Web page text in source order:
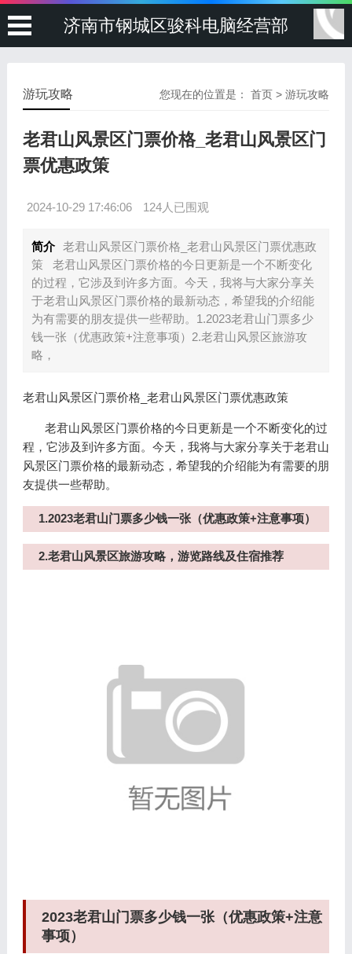
济南市钢城区骏科电脑经营部
您现在的位置是：首页 >游玩攻略
游玩攻略
老君山风景区门票价格_老君山风景区门
票优惠政策
2024-10-29 17:46:06 124人已围观
简介 老君山风景区门票价格_老君山风景区门票优惠政
策 老君山风景区门票价格的今日更新是一个不断变化
的过程，它涉及到许多方面。今天，我将与大家分享关
于老君山风景区门票价格的最新动态，希望我的介绍能
为有需要的朋友提供一些帮助。1.2023老君山门票多少
钱一张（优惠政策+注意事项）2.老君山风景区旅游攻
略，
老君山风景区门票价格_老君山风景区门票优惠政策
老君山风景区门票价格的今日更新是一个不断变化的过
程，它涉及到许多方面。今天，我将与大家分享关于老君山
风景区门票价格的最新动态，希望我的介绍能为有需要的朋
友提供一些帮助。
1.2023老君山门票多少钱一张（优惠政策+注意事项）
2.老君山风景区旅游攻略，游览路线及住宿推荐
2023老君山门票多少钱一张（优惠政策+注意
事项）